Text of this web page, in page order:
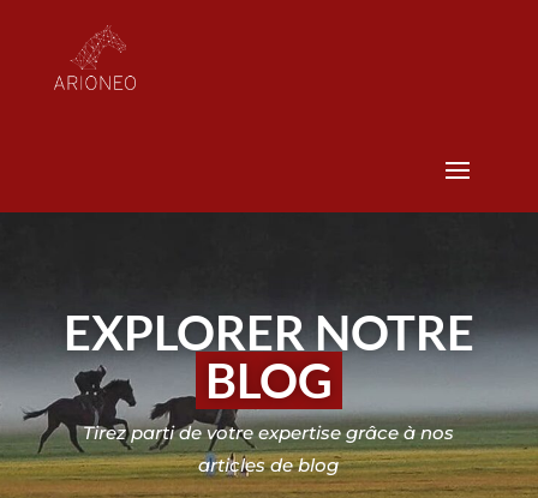
EXPLORER NOTRE
BLOG
Tirez parti de votre expertise grâce à nos
articles de blog